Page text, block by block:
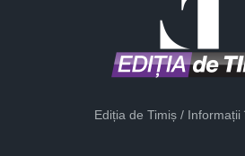
Ediția de Timiș / Informații